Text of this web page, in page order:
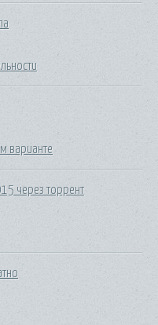
варианте
через торрент